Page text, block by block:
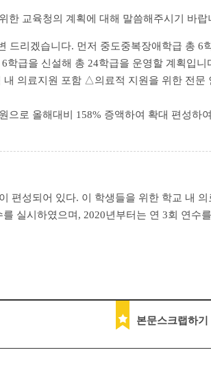
한 교육청의 계획에 대해 말씀해주시기 바랍
드리겠습니다. 먼저 중도중복장애학급 총 6
학급을 신설해 총 24학급을 운영할 계획입
의료지원 포함 △의료적 지원을 위한 전문
으로 올해대비 158% 증액하여 확대 편성하
편성되어 있다. 이 학생들을 위한 학교 내
실시하였으며, 2020년부터는 연 3회 연수
본문스크랩하기